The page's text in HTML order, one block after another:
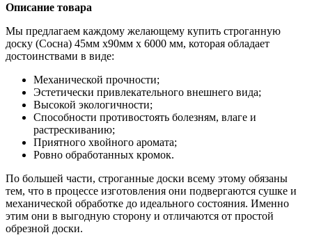
Описание товара
Мы предлагаем каждому желающему купить строганную
доску (Сосна) 45мм х90мм х 6000 мм, которая обладает
достоинствами в виде:
Механической прочности;
Эстетически привлекательного внешнего вида;
Высокой экологичности;
Способности противостоять болезням, влаге и
растрескиванию;
Приятного хвойного аромата;
Ровно обработанных кромок.
По большей части, строганные доски всему этому обязаны
тем, что в процессе изготовления они подвергаются сушке и
механической обработке до идеального состояния. Именно
этим они в выгодную сторону и отличаются от простой
обрезной доски.